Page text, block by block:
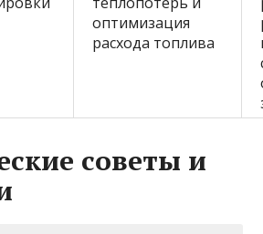
оптимизация
расхода топлива
советы и